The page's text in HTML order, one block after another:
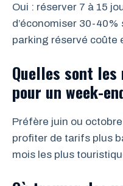
Oui : réserver 7 à 15
d’économiser 30-
parking réservé coûte
Quelles sont
pour un week-
Préfère juin ou
profiter de tarifs plus
mois les plus